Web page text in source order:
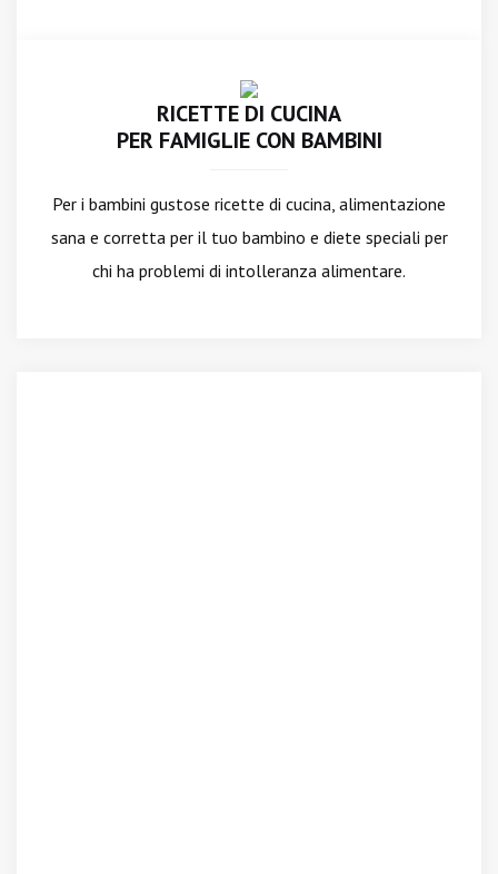
RICETTE DI CUCINA
PER FAMIGLIE CON BAMBINI
Per i bambini gustose ricette di cucina, alimentazione
sana e corretta per il tuo bambino e diete speciali per
chi ha problemi di intolleranza alimentare.